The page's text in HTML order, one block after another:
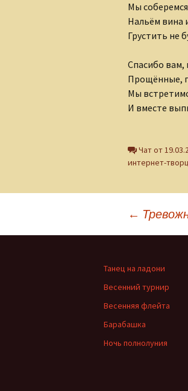
Наталья Бычкова
Олег Бобров
Ольга Горецкая
Светлана Зарубина
Сергей Тихомиров
София Давиташвили
Тамара Знамировская
Татьяна Ерошенко
Юлия Иванова
Мы
Нальём вина
Грустить не
Спасибо вам,
Прощённые,
Мы
И вместе
Чат от
интернет-
Навигация
записям
←
Танец на ладони
Весенний турнир
Весенняя флейта
Барабашка
Ночь полнолуния